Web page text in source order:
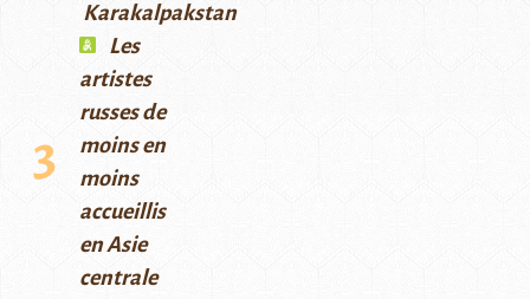
Karakalpakstan
Les
artistes
russes de
moins en
moins
accueillis
en Asie
centrale